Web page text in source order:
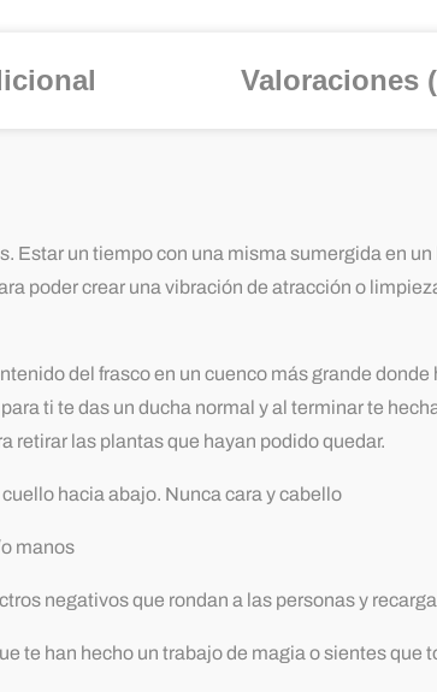
Valoraciones
Estar un tiempo con una misma sumergida en
poder crear una vibración de atracción o
del frasco en un cuenco más grande
ti te das un ducha normal y al terminar te
retirar las plantas que hayan podido quedar.
hacia abajo. Nunca cara y cabello
manos
negativos que rondan a las personas y
te han hecho un trabajo de magia o sientes que